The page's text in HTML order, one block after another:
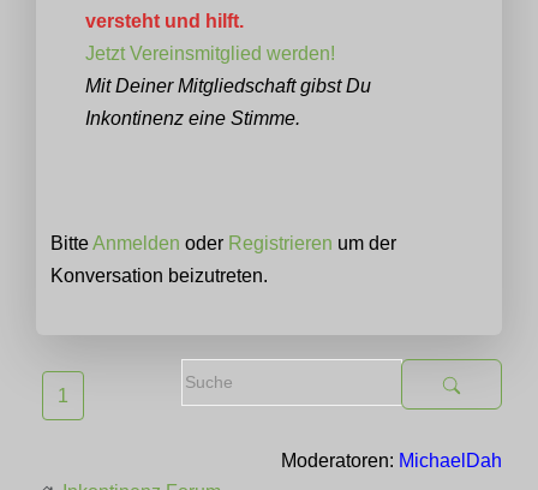
versteht und hilft.
Jetzt Vereinsmitglied werden!
Mit Deiner Mitgliedschaft gibst Du
Inkontinenz eine Stimme.
BitteAnmelden oder Registrieren um der
Konversation beizutreten.
1
Moderatoren: MichaelDah